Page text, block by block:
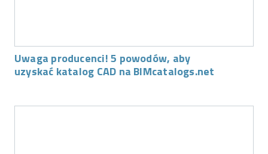
Uwaga producenci! 5 powodów, aby
uzyskać katalog CAD na BIMcatalogs.net